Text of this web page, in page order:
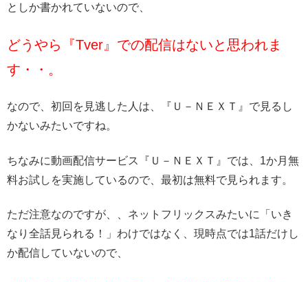
としか書かれていないので、
どうやら『Tver』での配信はないと思われま
す・・。
なので、初回を見逃した人は、『Ｕ－ＮＥＸＴ』で見るし
かないみたいですね。
ちなみに動画配信サービス『Ｕ－ＮＥＸＴ』では、1か月無
料お試しを実施しているので、最初は無料で見られます。
ただ注意なのですが、、ネットフリックスみたいに「いき
なり全話見られる！」わけではなく、現時点では1話だけし
か配信していないので、